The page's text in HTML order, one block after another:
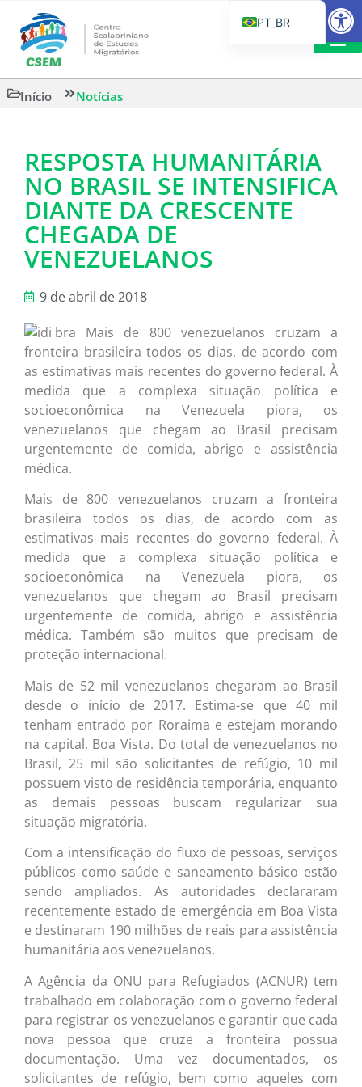
Início Notícias
RESPOSTA HUMANITÁRIA
NO BRASIL SE INTENSIFICA
DIANTE DA CRESCENTE
CHEGADA DE
VENEZUELANOS
9 de abril de 2018
Mais de 800 venezuelanos cruzam a
fronteira brasileira todos os dias, de acordo com
as estimativas mais recentes do governo federal. À
medida que a complexa situação política e
socioeconômica na Venezuela piora, os
venezuelanos que chegam ao Brasil precisam
urgentemente de comida, abrigo e assistência
médica.
Mais de 800 venezuelanos cruzam a fronteira
brasileira todos os dias, de acordo com as
estimativas mais recentes do governo federal. À
medida que a complexa situação política e
socioeconômica na Venezuela piora, os
venezuelanos que chegam ao Brasil precisam
urgentemente de comida, abrigo e assistência
médica. Também são muitos que precisam de
proteção internacional.
Mais de 52 mil venezuelanos chegaram ao Brasil
desde o início de 2017. Estima-se que 40 mil
tenham entrado por Roraima e estejam morando
na capital, Boa Vista. Do total de venezuelanos no
Brasil, 25 mil são solicitantes de refúgio, 10 mil
possuem visto de residência temporária, enquanto
as demais pessoas buscam regularizar sua
situação migratória.
Com a intensificação do fluxo de pessoas, serviços
públicos como saúde e saneamento básico estão
sendo ampliados. As autoridades declararam
recentemente estado de emergência em Boa Vista
e destinaram 190 milhões de reais para assistência
humanitária aos venezuelanos.
A Agência da ONU para Refugiados (ACNUR) tem
trabalhado em colaboração com o governo federal
para registrar os venezuelanos e garantir que cada
nova pessoa que cruze a fronteira possua
documentação. Uma vez documentados, os
solicitantes de refúgio, bem como aqueles com
PT_BR
IT